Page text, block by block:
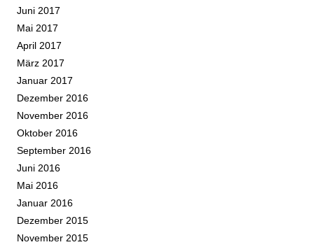
Juni 2017
Mai 2017
April 2017
März 2017
Januar 2017
Dezember 2016
November 2016
Oktober 2016
September 2016
Juni 2016
Mai 2016
Januar 2016
Dezember 2015
November 2015